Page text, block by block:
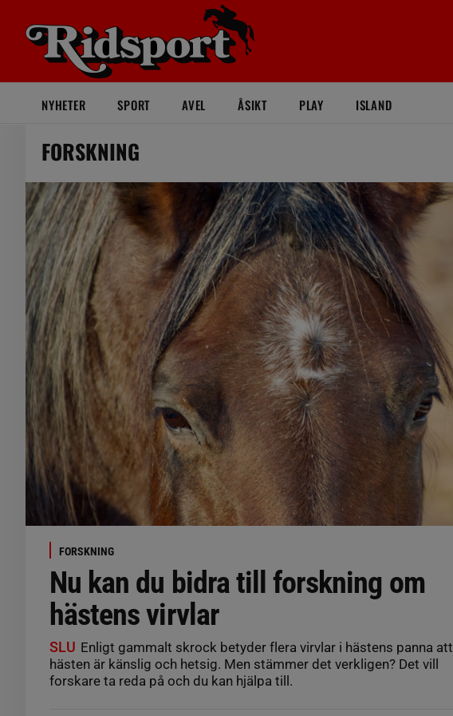
NYHETER SPORT AVEL ÅSIKT PLAY ISLAND
FORSKNING
FORSKNING
Nu kan du bidra till forskning om
hästens virvlar
SLU Enligt gammalt skrock betyder flera virvlar i hästens panna att
hästen är känslig och hetsig. Men stämmer det verkligen? Det vill
forskare ta reda på och du kan hjälpa till.